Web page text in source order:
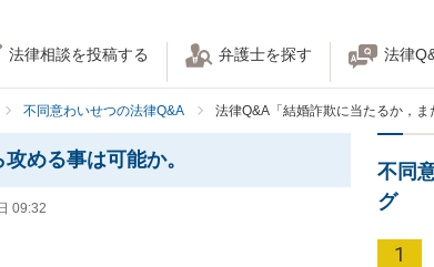
法律相談を投稿する 弁護士を探す 法律
不同意わいせつの法律Q&A 法律Q&A「結婚詐欺に当たるか，ま
める事は可能か。
09:32
不同
グ
1